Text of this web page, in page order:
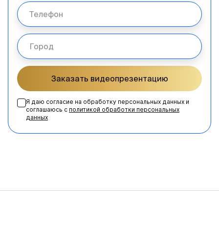
Заказать видеопрезентацию
Я даю согласие на обработку персональных данных и
соглашаюсь с политикой обработки персональных
данных